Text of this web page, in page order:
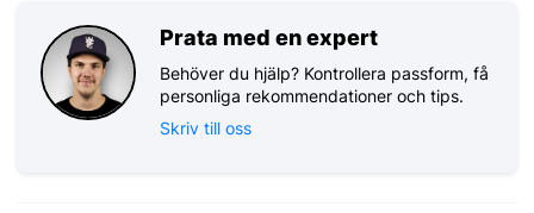
Prata med en expert
Behöver du hjälp? Kontrollera passform, få
personliga rekommendationer och tips.
Skriv till oss